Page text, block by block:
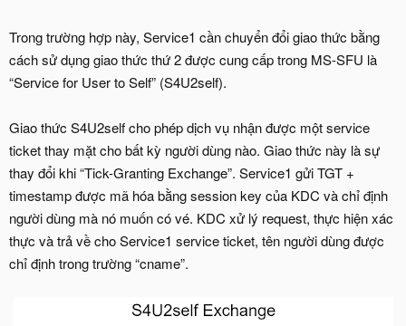
Trong trường hợp này, Service1 cần chuyển đổi giao thức bằng
cách sử dụng giao thức thứ 2 được cung cấp trong MS-SFU là
“Service for User to Self” (S4U2self).
Giao thức S4U2self cho phép dịch vụ nhận được một service
ticket thay mặt cho bất kỳ người dùng nào. Giao thức này là sự
thay đổi khi “Tick-Granting Exchange”. Service1 gửi TGT +
timestamp được mã hóa bằng session key của KDC và chỉ định
người dùng mà nó muốn có vé. KDC xử lý request, thực hiện xác
thực và trả về cho Service1 service ticket, tên người dùng được
chỉ định trong trường “cname”.